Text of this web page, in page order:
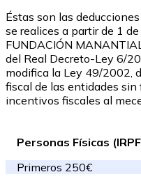
Éstas son las
se realices a partir de 1
FUNDACIÓN
del Real Decreto-Ley 6/
modifica la Ley 49/2002,
fiscal de las entidades
incentivos fiscales al
Personas Físicas
Primeros 250€